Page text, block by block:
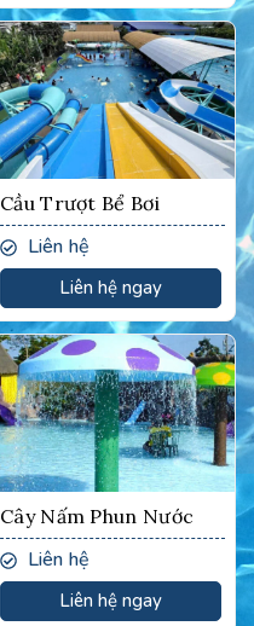
Cầu Trượt Bể Bơi
Liên hệ
Liên hệ ngay
Cây Nấm Phun Nước
Liên hệ
Liên hệ ngay